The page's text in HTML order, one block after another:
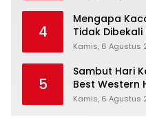
4
Mengapa
Tidak Dibekali
Kamis, 6 Agustus
5
Sambut Hari
Best Western
Stay Diskon
Kamis, 6 Agustus